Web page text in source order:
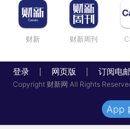
财新 财新周刊
登录 网页版 订阅电
Copyright 财新网 All Rights
App